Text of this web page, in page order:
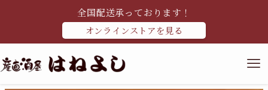
全国配送承っております！
オンラインストアを見る